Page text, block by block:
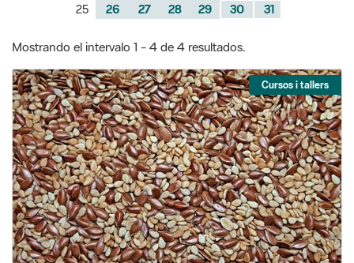
25
26 27 28 29 30 31
Mostrando el intervalo 1 - 4 de 4 resultados.
Cursos i tallers